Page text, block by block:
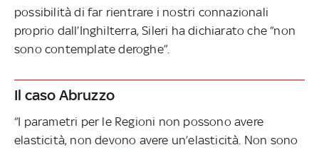
possibilità di far rientrare i nostri connazionali
proprio dall’Inghilterra, Sileri ha dichiarato che “non
sono contemplate deroghe”.
Il caso Abruzzo
“I parametri per le Regioni non possono avere
elasticità, non devono avere un’elasticità. Non sono